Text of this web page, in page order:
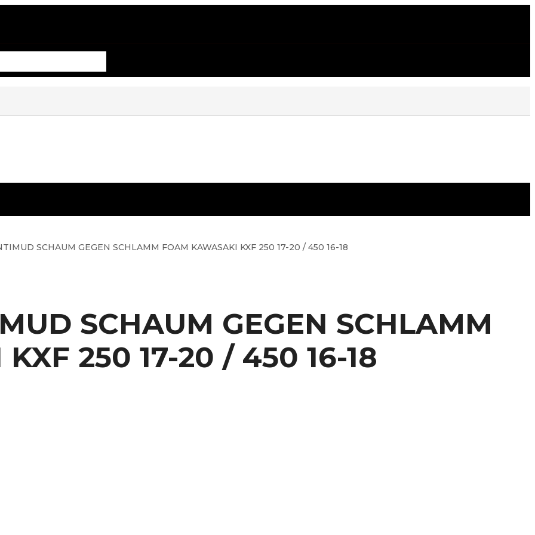
SCHAUM GEGEN SCHLAMM FOAM KAWASAKI KXF 250 17-20 / 450 16-18
SCHAUM GEGEN SCHLAMM
250 17-20 / 450 16-18